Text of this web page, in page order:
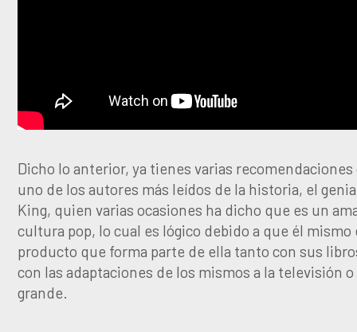
Dicho lo anterior, ya tienes varias
uno de los autores más leídos de la historia, el
King, quien varias ocasiones ha dicho que es un
cultura pop, lo cual es lógico debido a que él mismo
producto que forma parte de ella tanto con sus
con las adaptaciones de los mismos a la televisión
grande.